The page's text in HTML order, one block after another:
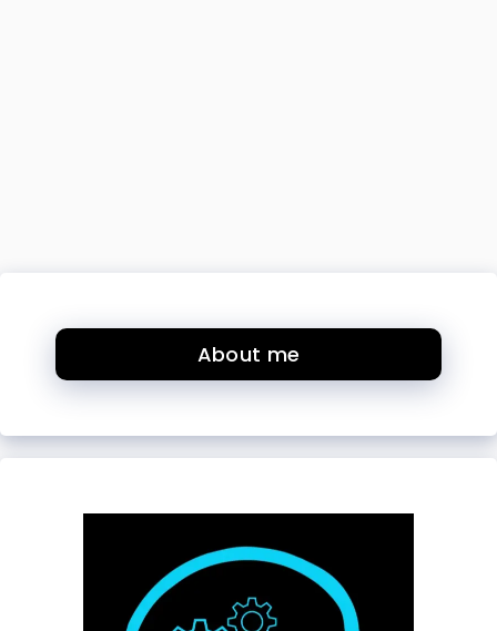
About me